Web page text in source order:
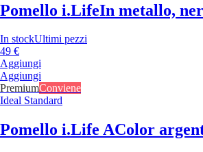
Pomello i.LifeIn metallo,
In stockUltimi pezzi
49 €
Aggiungi
Aggiungi
PremiumConviene
Ideal Standard
Pomello i.Life AColor